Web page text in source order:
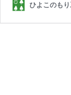
ひよこのも